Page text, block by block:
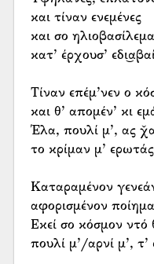
και τίναν ενεμένες
και σο
κατ’ έρχουσ’
Τίναν επέμ’νεν ο
και θ’ απομέν’ κι
Έλα, πουλί μ’, ας
το κρίμαν μ’
Καταραμένον
αφορισμένον
Εκεί σο κόσμον ντό
πουλί μ’/αρνί μ’,